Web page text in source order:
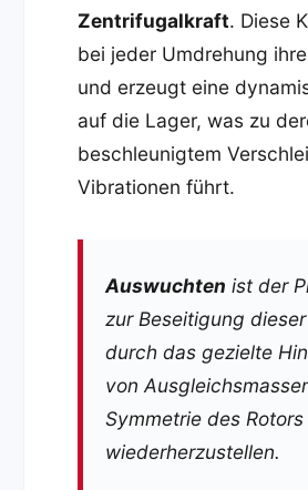
Zentrifugalkraft. Diese
bei jeder Umdrehung
und erzeugt eine
auf die Lager, was zu
beschleunigtem
Vibrationen führt.
Auswuchten ist der
zur Beseitigung
durch das gezielte
von
Symmetrie des Rotors
wiederherzustellen.